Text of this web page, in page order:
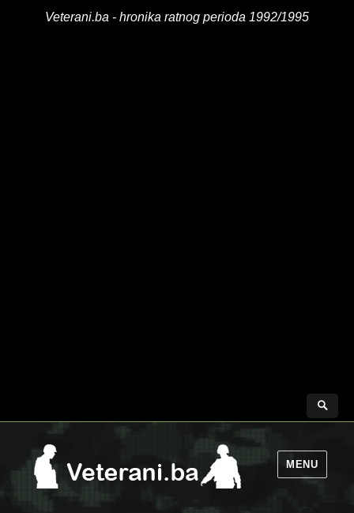
Veterani.ba - hronika ratnog perioda 1992/1995
MENU